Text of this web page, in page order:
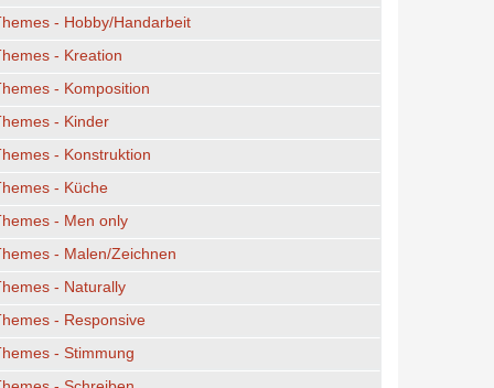
- Hobby/Handarbeit
- Kreation
- Komposition
- Kinder
- Konstruktion
- Küche
- Men only
- Malen/Zeichnen
- Naturally
- Responsive
- Stimmung